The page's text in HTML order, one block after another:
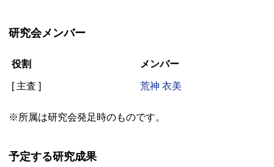
研究会メンバー
役割 メンバー
[ 主査 ] 荒神 衣美
※所属は研究会発足時のものです。
予定する研究成果